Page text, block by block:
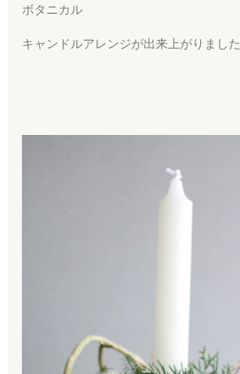
ボタニカル
キャンドルアレンジが出来上がりました